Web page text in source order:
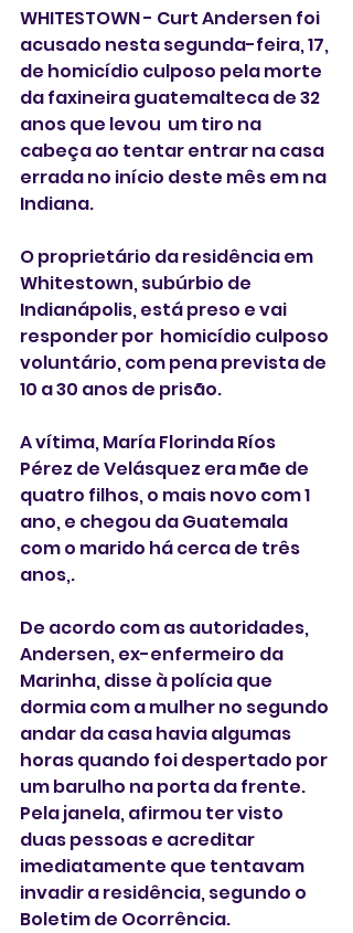
WHITESTOWN - Curt Andersen foi
acusado nesta segunda-feira, 17,
de homicídio culposo pela morte
da faxineira guatemalteca de 32
anos que levou  um tiro na
cabeça ao tentar entrar na casa
errada no início deste mês em na
Indiana.
O proprietário da residência em
Whitestown, subúrbio de
Indianápolis, está preso e vai
responder por  homicídio culposo
voluntário, com pena prevista de
10 a 30 anos de prisão.
A vítima, María Florinda Ríos
Pérez de Velásquez era mãe de
quatro filhos, o mais novo com 1
ano, e chegou da Guatemala
com o marido há cerca de três
anos,.
De acordo com as autoridades,
Andersen, ex-enfermeiro da
Marinha, disse à polícia que
dormia com a mulher no segundo
andar da casa havia algumas
horas quando foi despertado por
um barulho na porta da frente.
Pela janela, afirmou ter visto
duas pessoas e acreditar
imediatamente que tentavam
invadir a residência, segundo o
Boletim de Ocorrência.